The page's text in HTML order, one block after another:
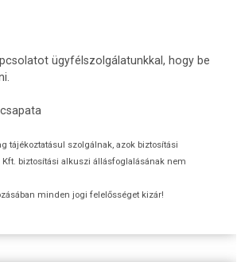
ügyfélszolgálatunkkal, hogy be
tájékoztatásul szolgálnak, azok biztosítási
Kft. biztosítási alkuszi állásfoglalásának nem
minden jogi felelősséget kizár!